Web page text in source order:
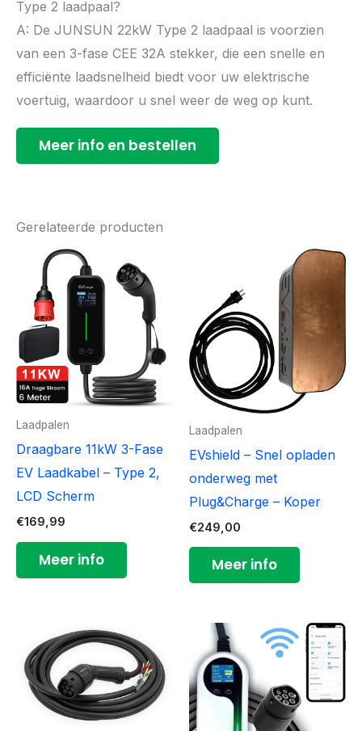
Type 2 laadpaal?
A: De JUNSUN 22kW Type 2 laadpaal is voorzien
van een 3-fase CEE 32A stekker, die een snelle en
efficiënte laadsnelheid biedt voor uw elektrische
voertuig, waardoor u snel weer de weg op kunt.
Meer info en bestellen
Gerelateerde producten
Laadpalen
Draagbare 11kW 3-Fase
EV Laadkabel – Type 2,
LCD Scherm
€169,99
Meer info
Laadpalen
EVshield – Snel opladen
onderweg met
Plug&Charge – Koper
€249,00
Meer info